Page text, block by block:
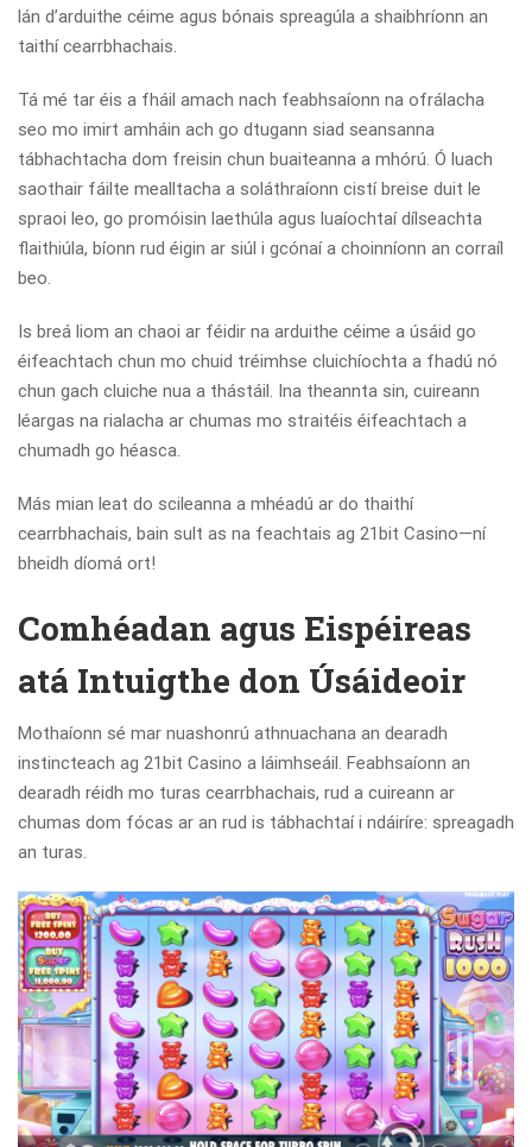
lán d’arduithe céime agus bónais spreagúla a shaibhríonn an
taithí cearrbhachais.
Tá mé tar éis a fháil amach nach feabhsaíonn na ofrálacha
seo mo imirt amháin ach go dtugann siad seansanna
tábhachtacha dom freisin chun buaiteanna a mhórú. Ó luach
saothair fáilte mealltacha a soláthraíonn cistí breise duit le
spraoi leo, go promóisin laethúla agus luaíochtaí dílseachta
flaithiúla, bíonn rud éigin ar siúl i gcónaí a choinníonn an corraíl
beo.
Is breá liom an chaoi ar féidir na arduithe céime a úsáid go
éifeachtach chun mo chuid tréimhse cluichíochta a fhadú nó
chun gach cluiche nua a thástáil. Ina theannta sin, cuireann
léargas na rialacha ar chumas mo straitéis éifeachtach a
chumadh go héasca.
Más mian leat do scileanna a mhéadú ar do thaithí
cearrbhachais, bain sult as na feachtais ag 21bit Casino—ní
bheidh díomá ort!
Comhéadan agus Eispéireas
atá Intuigthe don Úsáideoir
Mothaíonn sé mar nuashonrú athnuachana an dearadh
instincteach ag 21bit Casino a láimhseáil. Feabhsaíonn an
dearadh réidh mo turas cearrbhachais, rud a cuireann ar
chumas dom fócas ar an rud is tábhachtaí i ndáiríre: spreagadh
an turas.